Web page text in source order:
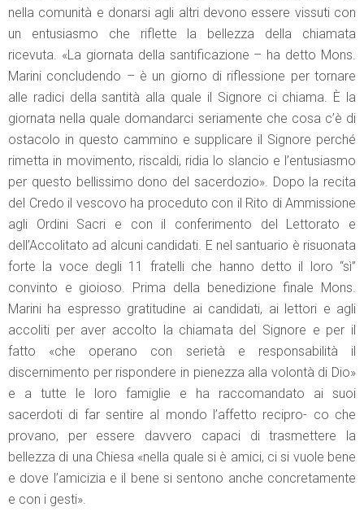
nella comunità e donarsi agli altri devono essere vissuti con
un entusiasmo che riflette la bellezza della chiamata
ricevuta. «La giornata della santificazione – ha detto Mons.
Marini concludendo – è un giorno di riflessione per tornare
alle radici della santità alla quale il Signore ci chiama. È la
giornata nella quale domandarci seriamente che cosa c’è di
ostacolo in questo cammino e supplicare il Signore perché
rimetta in movimento, riscaldi, ridia lo slancio e l’entusiasmo
per questo bellissimo dono del sacerdozio». Dopo la recita
del Credo il vescovo ha proceduto con il Rito di Ammissione
agli Ordini Sacri e con il conferimento del Lettorato e
dell’Accolitato ad alcuni candidati. E nel santuario è risuonata
forte la voce degli 11 fratelli che hanno detto il loro “sì”
convinto e gioioso. Prima della benedizione finale Mons.
Marini ha espresso gratitudine ai candidati, ai lettori e agli
accoliti per aver accolto la chiamata del Signore e per il
fatto «che operano con serietà e responsabilità il
discernimento per rispondere in pienezza alla volontà di Dio»
e a tutte le loro famiglie e ha raccomandato ai suoi
sacerdoti di far sentire al mondo l’affetto recipro- co che
provano, per essere davvero capaci di trasmettere la
bellezza di una Chiesa «nella quale si è amici, ci si vuole bene
e dove l’amicizia e il bene si sentono anche concretamente
e con i gesti».